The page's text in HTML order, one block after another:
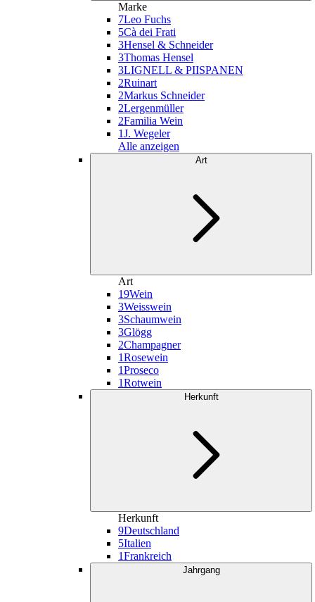
Marke
7Leo Fuchs
5Cà dei Frati
3Hensel & Schneider
3Thomas Hensel
3LIGNELL & PIISPANEN
2Ruinart
2Markus Schneider
2Lergenmüller
2Familia Wein
1J. Wegeler
Alle anzeigen
Art
Art
19Wein
3Weisswein
3Schaumwein
3Glögg
2Champagner
1Rosewein
1Proseco
1Rotwein
Herkunft
Herkunft
9Deutschland
5Italien
1Frankreich
Jahrgang